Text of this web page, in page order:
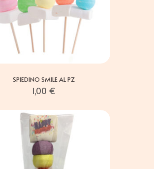
SPIEDINO SMILE AL PZ
1,00 €